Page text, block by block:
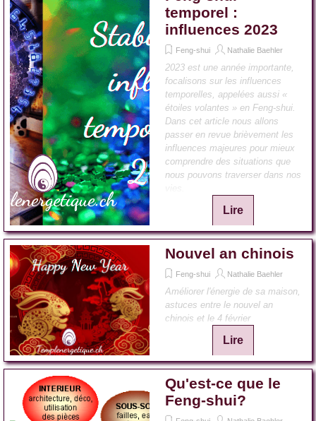
temporel :
influences 2023
Feng-shui Nathalie Baehler
2023 est une année importante,
focalisons sur les influences
temporelles, appelées aussi «
étoiles volantes » en Feng-shui.
Dans cet article nous allons
passer en revue brièvement les
influences majeures pour mieux
comprendre des situations que
nous pouvons traverser dans nos
vies.
Lire
Nouvel an chinois
Feng-shui Nathalie Baehler
Améliorer l'énergie de sa maison,
astuces entre le nouvel an
chinois et le 4 février
Lire
Qu'est-ce que le
Feng-shui?